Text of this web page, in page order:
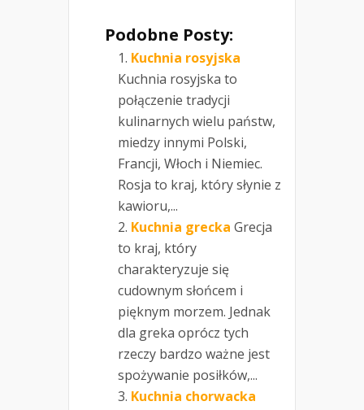
Podobne Posty:
Kuchnia rosyjska
Kuchnia rosyjska to
połączenie tradycji
kulinarnych wielu państw,
miedzy innymi Polski,
Francji, Włoch i Niemiec.
Rosja to kraj, który słynie z
kawioru,...
Kuchnia grecka Grecja
to kraj, który
charakteryzuje się
cudownym słońcem i
pięknym morzem. Jednak
dla greka oprócz tych
rzeczy bardzo ważne jest
spożywanie posiłków,...
Kuchnia chorwacka